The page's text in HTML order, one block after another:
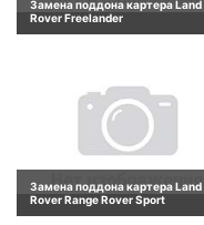
Замена поддона картера Land
Rover Freelander
Замена поддона картера Land
Rover Range Rover Sport